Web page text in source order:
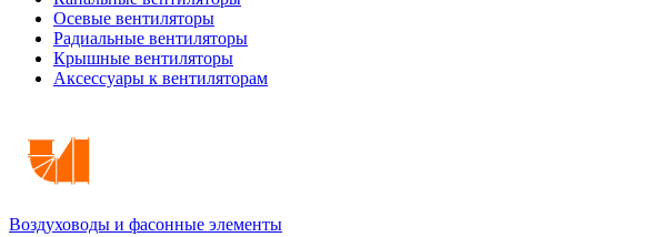
Осевые вентиляторы
Радиальные вентиляторы
Крышные вентиляторы
Аксессуары к вентиляторам
Воздуховоды и фасонные элементы